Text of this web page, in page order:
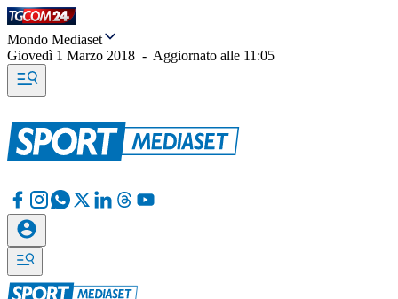
Mondo Mediaset
Giovedì 1 Marzo 2018 - Aggiornato alle 11:05